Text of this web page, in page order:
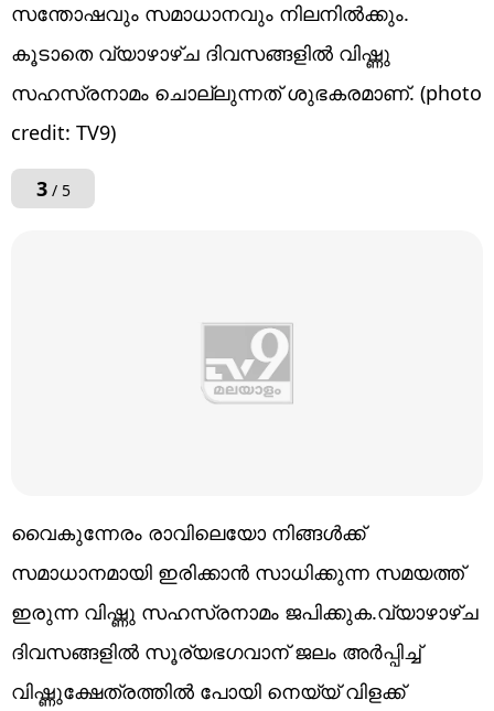
സന്തോഷവും സമാധാനവും നിലനിൽക്കും.
കൂടാതെ വ്യാഴാഴ്ച ദിവസങ്ങളിൽ വിഷ്ണു
സഹസ്രനാമം ചൊല്ലുന്നത് ശുഭകരമാണ്. (photo
credit: TV9)
3/ 5
വൈകുന്നേരം രാവിലെയോ നിങ്ങൾക്ക്
സമാധാനമായി ഇരിക്കാൻ സാധിക്കുന്ന സമയത്ത്
ഇരുന്ന വിഷ്ണു സഹസ്രനാമം ജപിക്കുക.വ്യാഴാഴ്ച
ദിവസങ്ങളിൽ സൂര്യഭഗവാന് ജലം അർപ്പിച്ച്
വിഷ്ണുക്ഷേത്രത്തിൽ പോയി നെയ്യ് വിളക്ക്